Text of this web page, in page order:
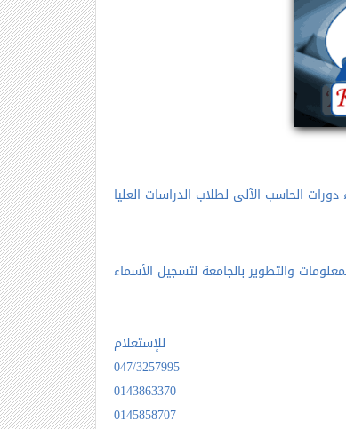
الحاسب الآلى لطلاب الدراسات العليا
للإستعلام
047/3257995
0143863370
0145858707